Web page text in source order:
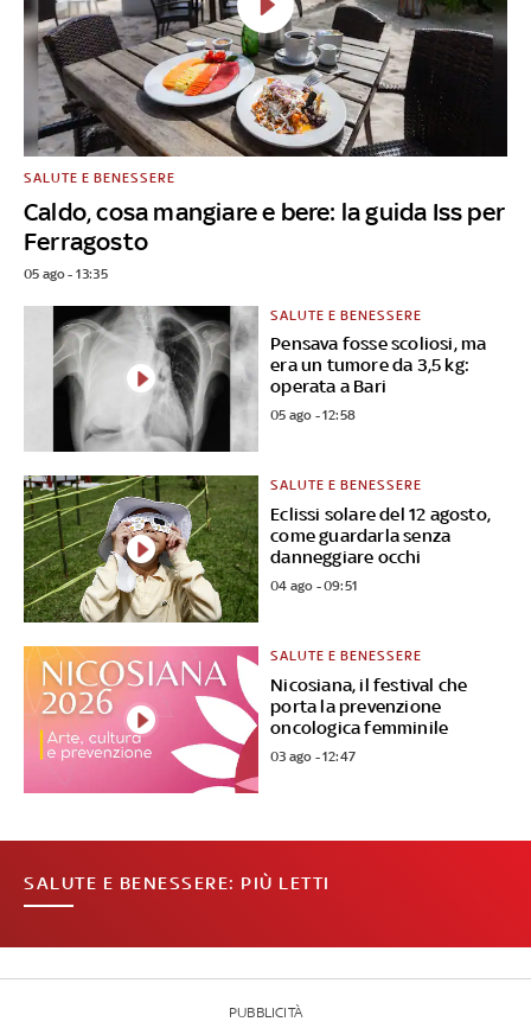
Caldo, cosa mangiare e bere: la guida Iss per
Ferragosto
SALUTE E BENESSERE
05 ago - 13:35
Pensava fosse scoliosi, ma
era un tumore da 3,5 kg:
operata a Bari
SALUTE E BENESSERE
05 ago - 12:58
Eclissi solare del 12 agosto,
come guardarla senza
danneggiare occhi
SALUTE E BENESSERE
04 ago - 09:51
Nicosiana, il festival che
porta la prevenzione
oncologica femminile
SALUTE E BENESSERE
03 ago - 12:47
SALUTE E BENESSERE: PIÙ LETTI
PUBBLICITÀ